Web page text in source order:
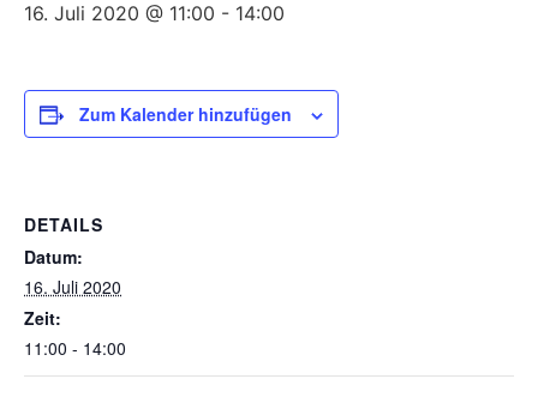
verwendet.
16. Juli 2020 @ 11:00 - 14:00
Zum Kalender hinzufügen
DETAILS
Datum:
16. Juli 2020
Zeit:
11:00 - 14:00